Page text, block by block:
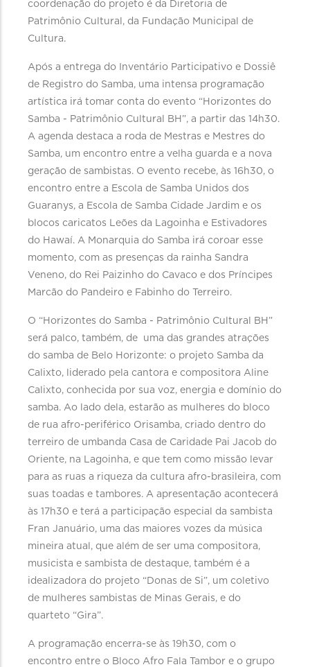
coordenação do projeto é da Diretoria de
Patrimônio Cultural, da Fundação Municipal de
Cultura.
Após a entrega do Inventário Participativo e Dossiê
de Registro do Samba, uma intensa programação
artística irá tomar conta do evento “Horizontes do
Samba - Patrimônio Cultural BH”, a partir das 14h30.
A agenda destaca a roda de Mestras e Mestres do
Samba, um encontro entre a velha guarda e a nova
geração de sambistas. O evento recebe, às 16h30, o
encontro entre a Escola de Samba Unidos dos
Guaranys, a Escola de Samba Cidade Jardim e os
blocos caricatos Leões da Lagoinha e Estivadores
do Hawaí. A Monarquia do Samba irá coroar esse
momento, com as presenças da rainha Sandra
Veneno, do Rei Paizinho do Cavaco e dos Príncipes
Marcão do Pandeiro e Fabinho do Terreiro.
O “Horizontes do Samba - Patrimônio Cultural BH”
será palco, também, de uma das grandes atrações
do samba de Belo Horizonte: o projeto Samba da
Calixto, liderado pela cantora e compositora Aline
Calixto, conhecida por sua voz, energia e domínio do
samba. Ao lado dela, estarão as mulheres do bloco
de rua afro-periférico Orisamba, criado dentro do
terreiro de umbanda Casa de Caridade Pai Jacob do
Oriente, na Lagoinha, e que tem como missão levar
para as ruas a riqueza da cultura afro-brasileira, com
suas toadas e tambores. A apresentação acontecerá
às 17h30 e terá a participação especial da sambista
Fran Januário, uma das maiores vozes da música
mineira atual, que além de ser uma compositora,
musicista e sambista de destaque, também é a
idealizadora do projeto “Donas de Si”, um coletivo
de mulheres sambistas de Minas Gerais, e do
quarteto “Gira”.
A programação encerra-se às 19h30, com o
encontro entre o Bloco Afro Fala Tambor e o grupo